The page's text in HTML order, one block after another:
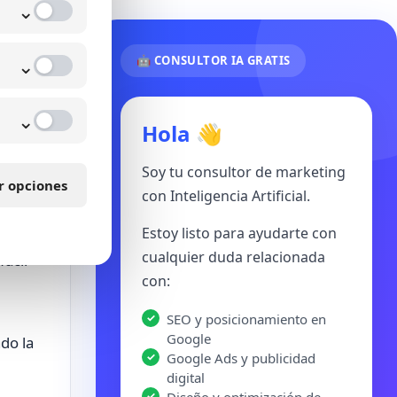
la
🤖 CONSULTOR IA GRATIS
Hola 👋
Soy tu consultor de marketing
con Inteligencia Artificial.
Estoy listo para ayudarte con
cualquier duda relacionada
con:
SEO y posicionamiento en
Google
Google Ads y publicidad
digital
⌄
⌄
⌄
opciones